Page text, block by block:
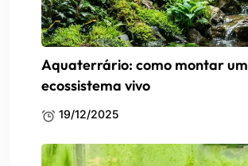
Aquaterrário: como montar um
ecossistema vivo
19/12/2025